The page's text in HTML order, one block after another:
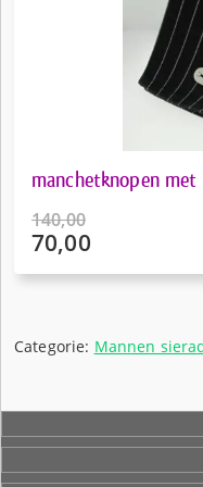
manchetknopen
140,00
Oorspronkelijke
70,00
€70,00.
Categorie: Mannen